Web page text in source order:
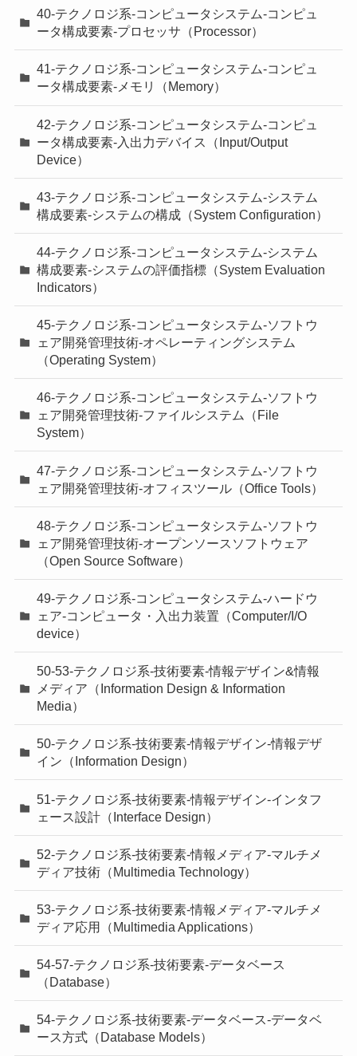
40-テクノロジ系-コンピュータシステム-コンピュ
ータ構成要素-プロセッサ（Processor）
41-テクノロジ系-コンピュータシステム-コンピュ
ータ構成要素-メモリ（Memory）
42-テクノロジ系-コンピュータシステム-コンピュ
ータ構成要素-入出力デバイス（Input/Output
Device）
43-テクノロジ系-コンピュータシステム-システム
構成要素-システムの構成（System Configuration）
44-テクノロジ系-コンピュータシステム-システム
構成要素-システムの評価指標（System Evaluation
Indicators）
45-テクノロジ系-コンピュータシステム-ソフトウ
ェア開発管理技術-オペレーティングシステム
（Operating System）
46-テクノロジ系-コンピュータシステム-ソフトウ
ェア開発管理技術-ファイルシステム（File
System）
47-テクノロジ系-コンピュータシステム-ソフトウ
ェア開発管理技術-オフィスツール（Office Tools）
48-テクノロジ系-コンピュータシステム-ソフトウ
ェア開発管理技術-オープンソースソフトウェア
（Open Source Software）
49-テクノロジ系-コンピュータシステム-ハードウ
ェア-コンピュータ・入出力装置（Computer/I/O
device）
50-53-テクノロジ系-技術要素-情報デザイン&情報
メディア（Information Design & Information
Media）
50-テクノロジ系-技術要素-情報デザイン-情報デザ
イン（Information Design）
51-テクノロジ系-技術要素-情報デザイン-インタフ
ェース設計（Interface Design）
52-テクノロジ系-技術要素-情報メディア-マルチメ
ディア技術（Multimedia Technology）
53-テクノロジ系-技術要素-情報メディア-マルチメ
ディア応用（Multimedia Applications）
54-57-テクノロジ系-技術要素-データベース
（Database）
54-テクノロジ系-技術要素-データベース-データベ
ース方式（Database Models）